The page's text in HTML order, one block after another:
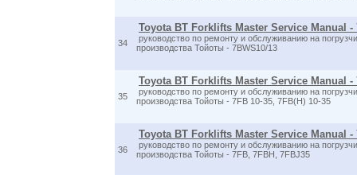
34
Toyota BT Forklifts Master Service Manual -
руководство по ремонту и обслуживанию на
производства Тойоты - 7BWS10/13
35
Toyota BT Forklifts Master Service Manual -
руководство по ремонту и обслуживанию на
производства Тойоты - 7FB 10-35, 7FB(H) 10-35
36
Toyota BT Forklifts Master Service Manual -
руководство по ремонту и обслуживанию на
производства Тойоты - 7FB, 7FBH, 7FBJ35